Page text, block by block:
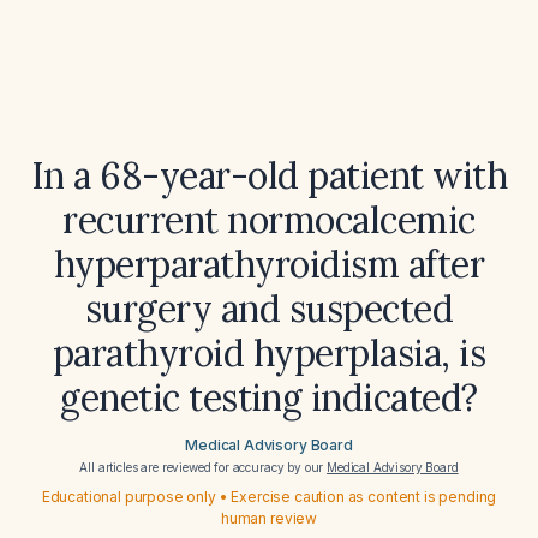
In a 68-year-old patient with
recurrent normocalcemic
hyperparathyroidism after
surgery and suspected
parathyroid hyperplasia, is
genetic testing indicated?
Medical Advisory Board
All articles are reviewed for accuracy by our Medical Advisory Board
Educational purpose only • Exercise caution as content is pending
human review